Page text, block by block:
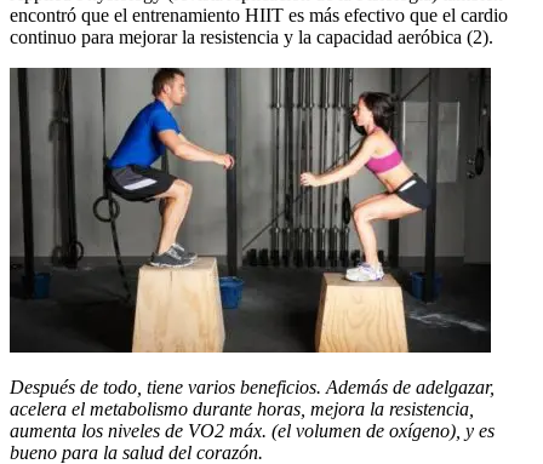
encontró que el entrenamiento HIIT es más efectivo que el cardio
continuo para mejorar la resistencia y la capacidad aeróbica (2).
Después de todo, tiene varios beneficios. Además de adelgazar,
acelera el metabolismo durante horas, mejora la resistencia,
aumenta los niveles de VO2 máx. (el volumen de oxígeno), y es
bueno para la salud del corazón.